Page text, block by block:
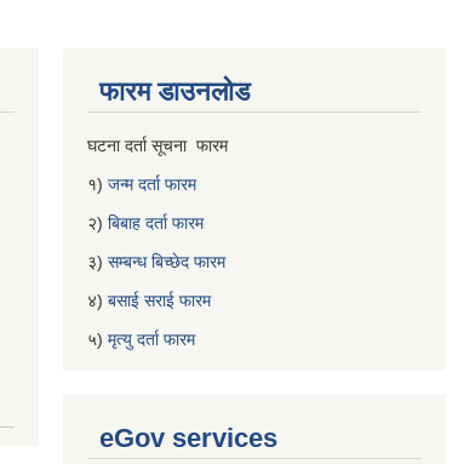
फारम डाउनलोड
घटना दर्ता सूचना फारम
१) जन्म दर्ता फारम
२) बिबाह दर्ता फारम
३) सम्बन्ध बिच्छेद फारम
४) बसाई सराई फारम
५) मृत्यु दर्ता फारम
eGov services